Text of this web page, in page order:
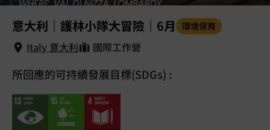
意大利｜護林小隊大冒險｜6月 環境保育
Italy 意大利 國際工作營
所回應的可持續發展目標(SDGs) :
Italy 意大利